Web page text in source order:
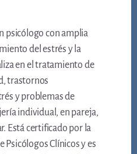
psicólogo con amplia
del estrés y la
en el tratamiento de
trastornos
y problemas de
individual, en pareja,
Está certificado por la
Psicólogos Clínicos y es